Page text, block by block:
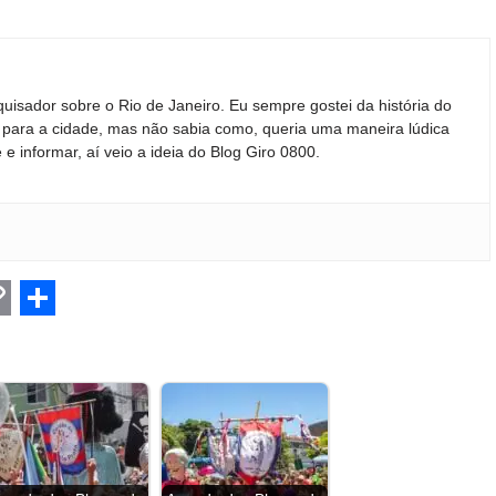
sobre o Rio de Janeiro. Eu sempre gostei da história do
a cidade, mas não sabia como, queria uma maneira lúdica
informar, aí veio a ideia do Blog Giro 0800.
a
r
e